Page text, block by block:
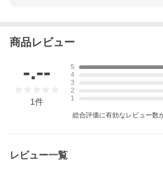
ン２％【別布】ポリエステル
【裏地】ポリエステル１００
ポリエステル１００％
サイズ
表示サイズ １００cm
対応身長 約９５cm〜１０５
ワンピース：肩幅23cm / 胸
57cm / 総丈52cm
商品レビュー
-.--
1件
5
4
3
2
1
総合評価に有効なレビュー数
レビュー一覧